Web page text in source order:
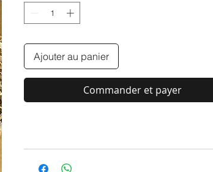
Ajouter au panier
Commander et payer